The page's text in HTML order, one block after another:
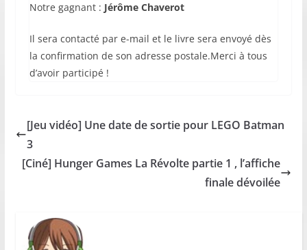
Notre gagnant : Jérôme Chaverot
Il sera contacté par e-mail et le livre sera envoyé dès
la confirmation de son adresse postale.Merci à tous
d’avoir participé !
[Jeu vidéo] Une date de sortie pour LEGO Batman
3
[Ciné] Hunger Games La Révolte partie 1 , l’affiche
finale dévoilée